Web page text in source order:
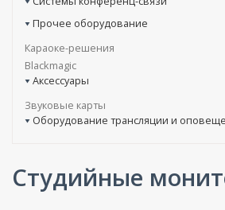
Прочее оборудование
Караоке-решения
Blackmagic
Аксессуары
Звуковые карты
Оборудование трансляции и
Студийные